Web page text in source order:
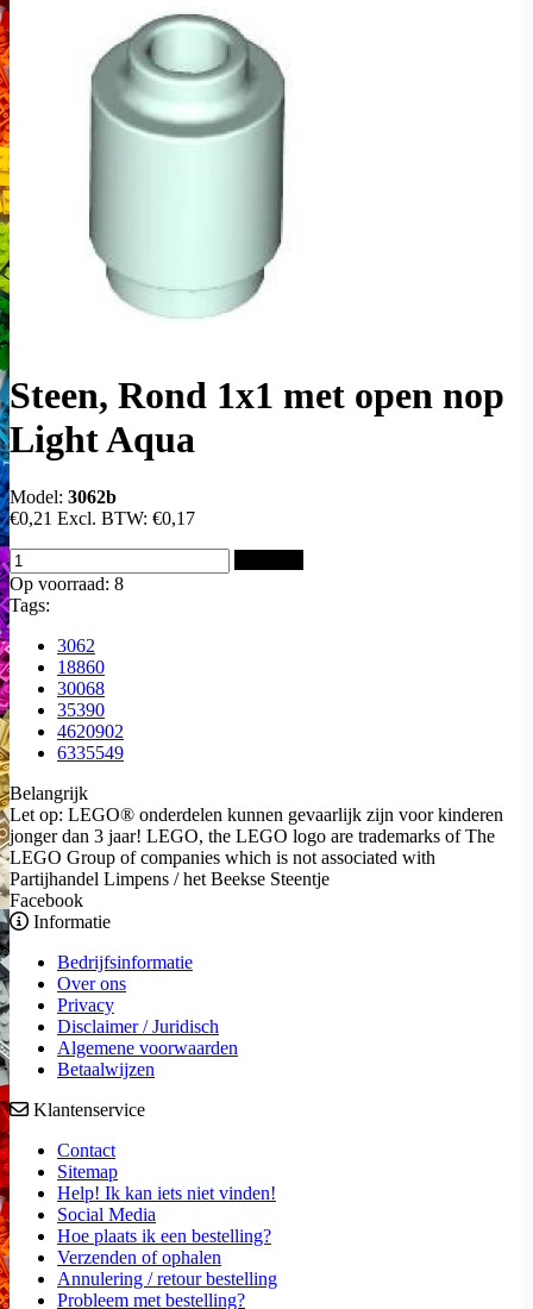
Steen, Rond 1x1 met open nop
Light Aqua
Model: 3062b
€0,21 Excl. BTW: €0,17
Op voorraad: 8
Tags:
3062
18860
30068
35390
4620902
6335549
Belangrijk
Let op: LEGO® onderdelen kunnen gevaarlijk zijn voor kinderen
jonger dan 3 jaar! LEGO, the LEGO logo are trademarks of The
LEGO Group of companies which is not associated with
Partijhandel Limpens / het Beekse Steentje
Facebook
Informatie
Bedrijfsinformatie
Over ons
Privacy
Disclaimer / Juridisch
Algemene voorwaarden
Betaalwijzen
Klantenservice
Contact
Sitemap
Help! Ik kan iets niet vinden!
Social Media
Hoe plaats ik een bestelling?
Verzenden of ophalen
Annulering / retour bestelling
Probleem met bestelling?